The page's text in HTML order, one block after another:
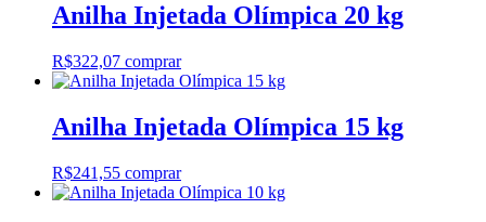
Anilha Injetada Olímpica 20 kg
R$322,07 comprar
Anilha Injetada Olímpica 15 kg
R$241,55 comprar